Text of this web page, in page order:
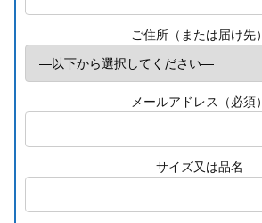
ご住所（または届け先）
メールアドレス（必須）
サイズ又は品名